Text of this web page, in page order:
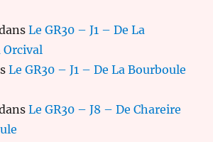
Le GR30 – J1 – De La
Orcival
Le GR30 – J1 – De La Bourboule
Le GR30 – J8 – De Chareire